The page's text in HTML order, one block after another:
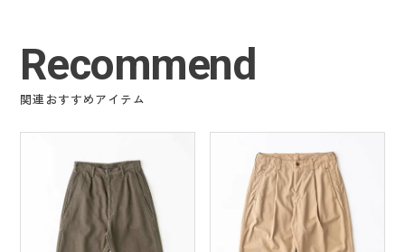
Recommend
関連おすすめアイテム